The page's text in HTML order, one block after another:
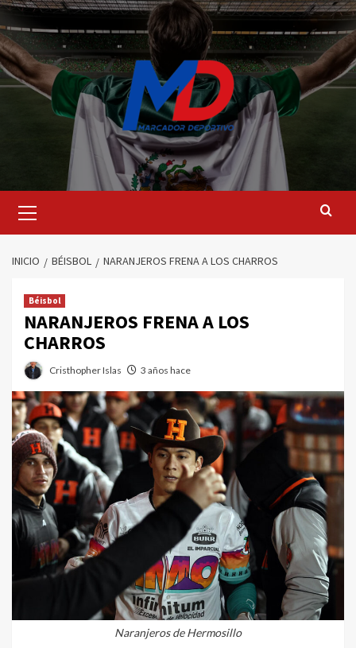
Saltar
al
contenido
principal
INICIO BÉISBOL NARANJEROS FRENA A LOS CHARROS
Béisbol
NARANJEROS FRENA A LOS
CHARROS
Cristhopher Islas 3 años hace
Naranjeros de Hermosillo